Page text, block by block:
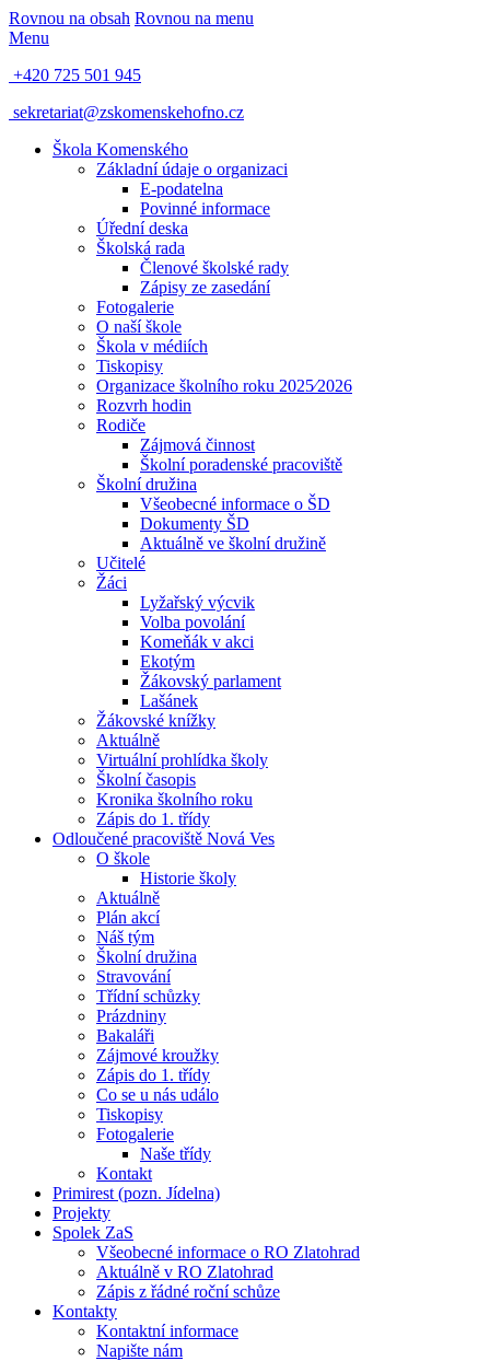
Rovnou na obsah Rovnou na menu
Menu
+420 725 501 945
sekretariat@zskomenskehofno.cz
Škola Komenského
Základní údaje o organizaci
E-podatelna
Povinné informace
Úřední deska
Školská rada
Členové školské rady
Zápisy ze zasedání
Fotogalerie
O naší škole
Škola v médiích
Tiskopisy
Organizace školního roku 2025⁄2026
Rozvrh hodin
Rodiče
Zájmová činnost
Školní poradenské pracoviště
Školní družina
Všeobecné informace o ŠD
Dokumenty ŠD
Aktuálně ve školní družině
Učitelé
Žáci
Lyžařský výcvik
Volba povolání
Komeňák v akci
Ekotým
Žákovský parlament
Lašánek
Žákovské knížky
Aktuálně
Virtuální prohlídka školy
Školní časopis
Kronika školního roku
Zápis do 1. třídy
Odloučené pracoviště Nová Ves
O škole
Historie školy
Aktuálně
Plán akcí
Náš tým
Školní družina
Stravování
Třídní schůzky
Prázdniny
Bakaláři
Zájmové kroužky
Zápis do 1. třídy
Co se u nás událo
Tiskopisy
Fotogalerie
Naše třídy
Kontakt
Primirest (pozn. Jídelna)
Projekty
Spolek ZaS
Všeobecné informace o RO Zlatohrad
Aktuálně v RO Zlatohrad
Zápis z řádné roční schůze
Kontakty
Kontaktní informace
Napište nám